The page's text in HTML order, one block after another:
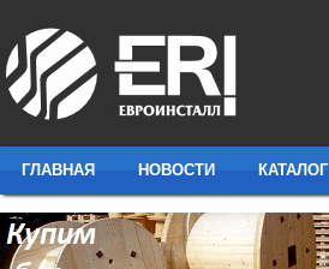
ГЛАВНАЯ НОВОСТИ КАТАЛОГ